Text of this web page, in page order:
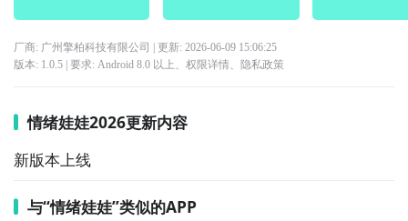
厂商: 广州擎柏科技有限公司 | 更新: 2026-06-09 15:06:25
版本: 1.0.5| 要求: Android 8.0 以上、 权限详情、 隐私政策
情绪娃娃2026更新内容
新版本上线
与“情绪娃娃”类似的APP